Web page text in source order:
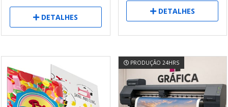
DETALHES
DETALHES
PRODUÇÃO 24HRS